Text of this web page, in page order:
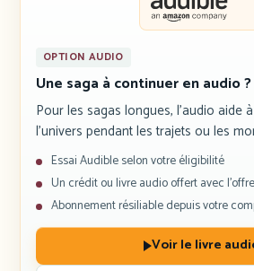
OPTION AUDIO
Une saga à continuer en audio ?
Pour les sagas longues, l’audio aide
l’univers pendant les trajets ou les
Essai Audible selon votre éligibilité
Un crédit ou livre audio offert avec
Abonnement résiliable depuis votre
Voir le livre